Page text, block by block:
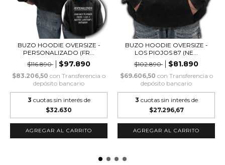
BUZO HOODIE OVERSIZE -
PERSONALIZADO (FR...
$116.890
$97.890
$83.206,50 con Transferencia o
depósito bancario
3 cuotas sin interés de
$32.630
AGREGAR AL CARRITO
BUZO HOODIE OVERSIZE -
LOS PIOJOS 87 (NE...
$102.890
$81.890
$69.606,50 con Transferencia o
depósito bancario
3 cuotas sin interés de
$27.296,67
AGREGAR AL CARRITO